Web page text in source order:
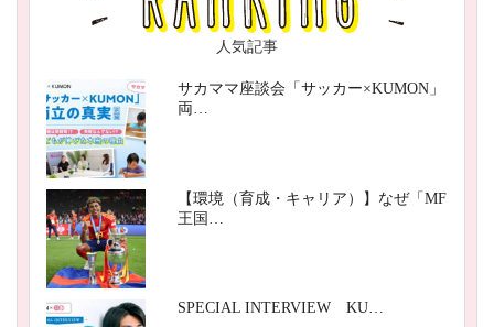
人気記事
サカママ座談会「サッカー×KUMON」
両…
【環境（育成・キャリア）】なぜ「MF
王国…
SPECIAL INTERVIEW KU…